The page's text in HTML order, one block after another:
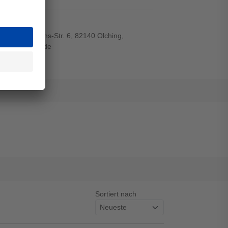
von-Siemens-Str. 6, 82140 Olching,
gmbh.de
Sortiert nach